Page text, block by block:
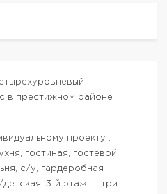
в престижном районе
проекту .
гостиная, гостевой
с/у, гардеробная
детская. 3-й этаж — три